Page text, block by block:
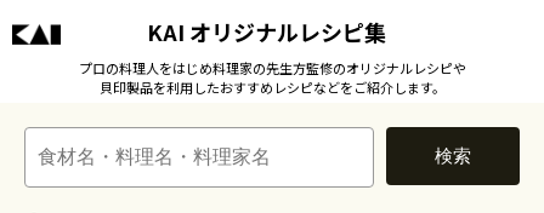
KAI オリジナルレシピ集
プロの料理人をはじめ料理家の先生方監修のオリジナルレシピや
貝印製品を利用したおすすめレシピなどをご紹介します。
検索